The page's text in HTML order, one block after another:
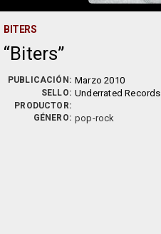
BITERS
Biters
PUBLICACIÓN: Marzo 2010
SELLO: Underrated Records
PRODUCTOR:
GÉNERO: pop-rock